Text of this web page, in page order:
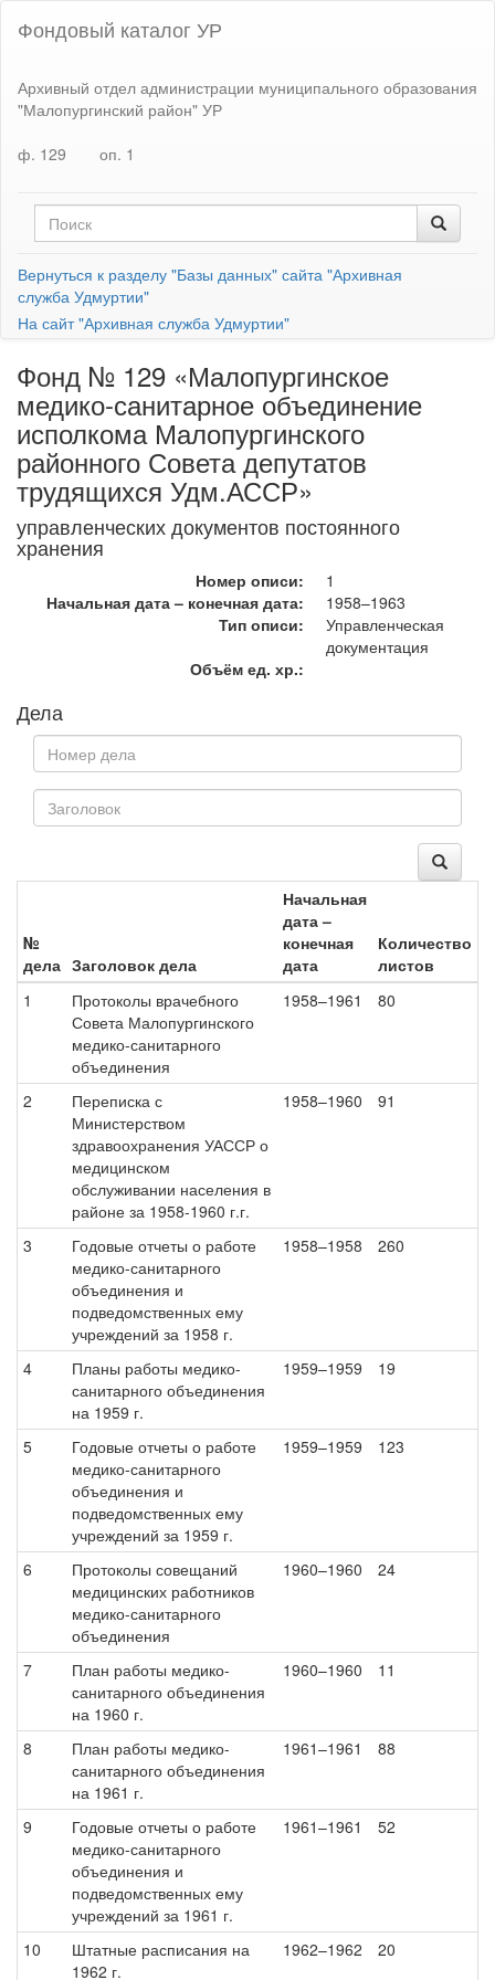
Фондовый каталог УР
Архивный отдел администрации муниципального образования
"Малопургинский район" УР
ф. 129
оп. 1
Вернуться к разделу "Базы данных" сайта "Архивная
служба Удмуртии"
На сайт "Архивная служба Удмуртии"
Фонд № 129 «Малопургинское
медико-санитарное объединение
исполкома Малопургинского
районного Совета депутатов
трудящихся Удм.АССР»
управленческих документов постоянного
хранения
Номер описи:
1
Начальная дата – конечная дата:
1958–1963
Тип описи:
Управленческая
документация
Объём ед. хр.:
Дела
№
дела Заголовок дела
Начальная
дата –
конечная
дата
Количество
листов
1
Протоколы врачебного
Совета Малопургинского
медико-санитарного
объединения
1958–1961 80
2
Переписка с
Министерством
здравоохранения УАССР о
медицинском
обслуживании населения в
районе за 1958-1960 г.г.
1958–1960 91
3
Годовые отчеты о работе
медико-санитарного
объединения и
подведомственных ему
учреждений за 1958 г.
1958–1958 260
4
Планы работы медико-
санитарного объединения
на 1959 г.
1959–1959 19
5
Годовые отчеты о работе
медико-санитарного
объединения и
подведомственных ему
учреждений за 1959 г.
1959–1959 123
6
Протоколы совещаний
медицинских работников
медико-санитарного
объединения
1960–1960 24
7
План работы медико-
санитарного объединения
на 1960 г.
1960–1960 11
8
План работы медико-
санитарного объединения
на 1961 г.
1961–1961 88
9
Годовые отчеты о работе
медико-санитарного
объединения и
подведомственных ему
учреждений за 1961 г.
1961–1961 52
10
Штатные расписания на
1962 г.
1962–1962 20